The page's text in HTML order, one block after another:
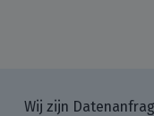
Wij zijn